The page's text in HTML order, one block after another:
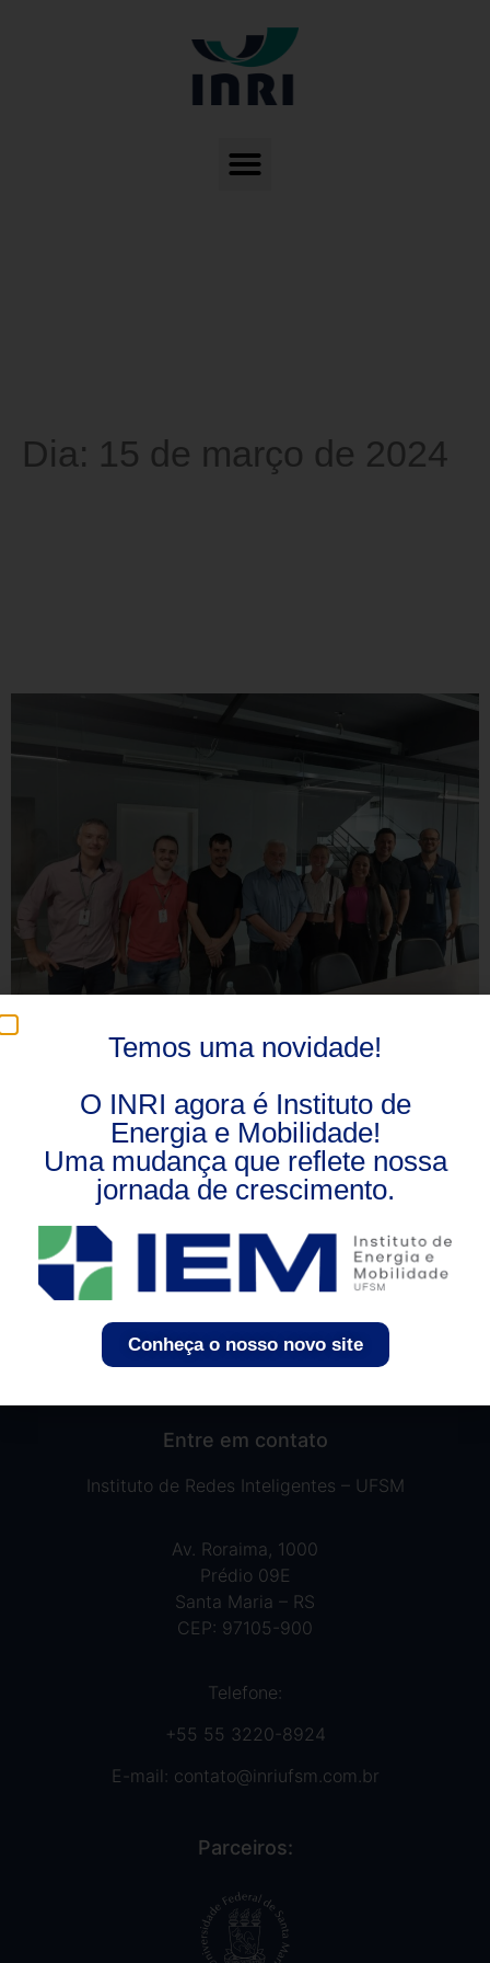
Dia: 15 de março de 2024
Projeto visa proporcionar melhores condições de
eletrificação ainda é instável.
Entre em contato
Instituto de Redes Inteligentes – UFSM
Av. Roraima, 1000
Prédio 09E
Santa Maria – RS
CEP: 97105-900
Telefone:
+55 55 3220-8924
E-mail: contato@inriufsm.com.br
Parceiros:
Temos uma novidade!
O INRI agora é Instituto de
Energia e Mobilidade!
Uma mudança que reflete nossa
jornada de crescimento.
Conheça o nosso novo site